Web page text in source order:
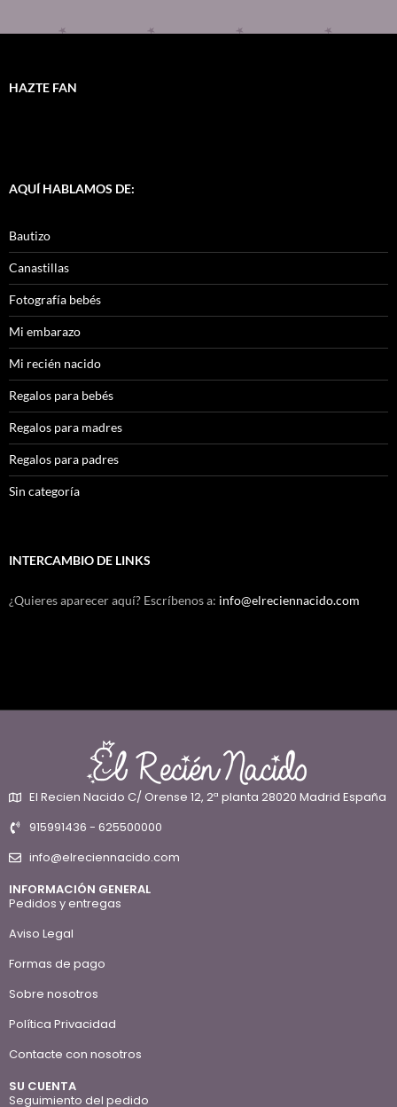
HAZTE FAN
AQUÍ HABLAMOS DE:
Bautizo
Canastillas
Fotografía bebés
Mi embarazo
Mi recién nacido
Regalos para bebés
Regalos para madres
Regalos para padres
Sin categoría
INTERCAMBIO DE LINKS
¿Quieres aparecer aquí? Escríbenos a: info@elreciennacido.com
El Recien Nacido C/ Orense 12, 2ª planta 28020 Madrid España
915991436 - 625500000
info@elreciennacido.com
INFORMACIÓN GENERAL
Pedidos y entregas
Aviso Legal
Formas de pago
Sobre nosotros
Política Privacidad
Contacte con nosotros
SU CUENTA
Seguimiento del pedido